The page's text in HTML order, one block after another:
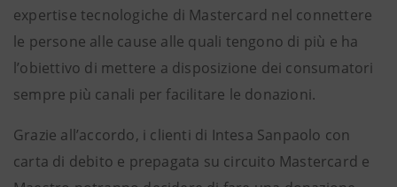
expertise tecnologiche di Mastercard nel connettere
le persone alle cause alle quali tengono di più e ha
l’obiettivo di mettere a disposizione dei consumatori
sempre più canali per facilitare le donazioni.
Grazie all’accordo, i clienti di Intesa Sanpaolo con
carta di debito e prepagata su circuito Mastercard e